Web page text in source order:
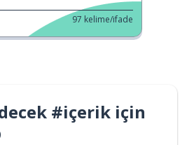
97 kelime/ifade
#içerik için